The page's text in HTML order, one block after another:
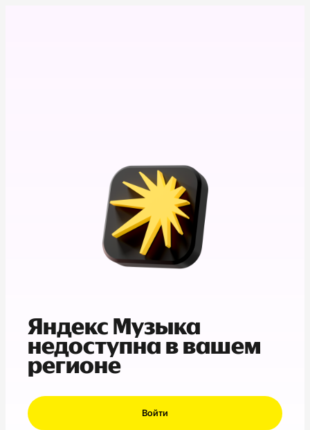
Яндекс Музыка
недоступна в вашем
регионе
Войти